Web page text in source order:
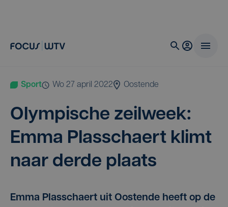
Sport wo 27 april 2022 Oostende
Olym­pi­sche zeil­week:
Emma Plas­schaert klimt
naar der­de plaats
Emma Plasschaert uit Oostende heeft op de